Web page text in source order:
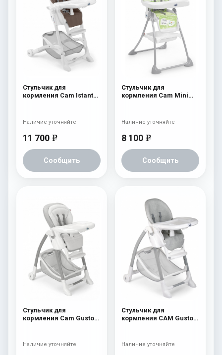
Стульчик для
кормления Cam Istante
11 700 e
Сообщить
Наличие уточняйте
Стульчик для
кормления Cam Mini
8 100 e
Сообщить
Наличие уточняйте
Стульчик для
кормления Cam Gusto
Наличие уточняйте
Стульчик для
кормления CAM Gusto
Наличие уточняйте